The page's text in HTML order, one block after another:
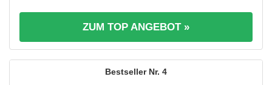
ZUM TOP ANGEBOT »
4